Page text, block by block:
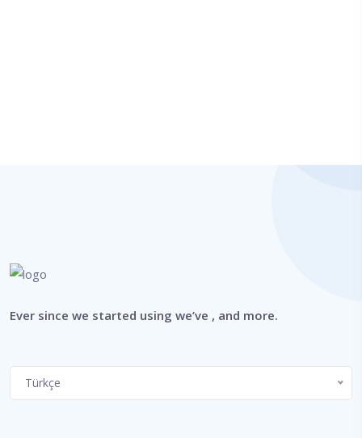
Ever since we started using we’ve , and more.
Türkçe